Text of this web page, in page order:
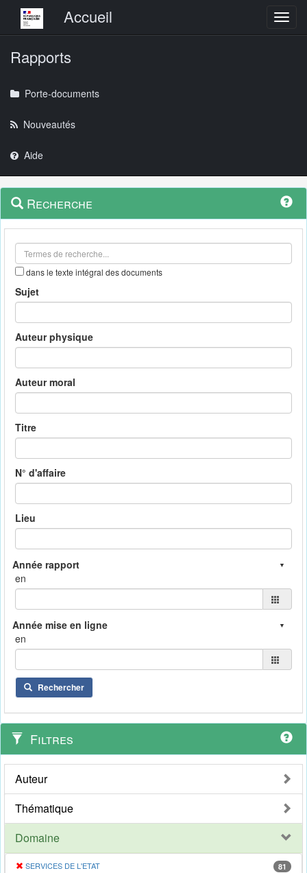
Menu principalAccueil
Rapports
Porte-documents
Nouveautés
Aide
Navigation
outils
Menu
contextuel
Recherche
dans le texte intégral des documents
Sujet
Auteur physique
Auteur moral
Titre
N° d'affaire
Lieu
en
en
Rechercher
Filtres
Auteur
Thématique
Domaine
SERVICES DE L'ETAT 81